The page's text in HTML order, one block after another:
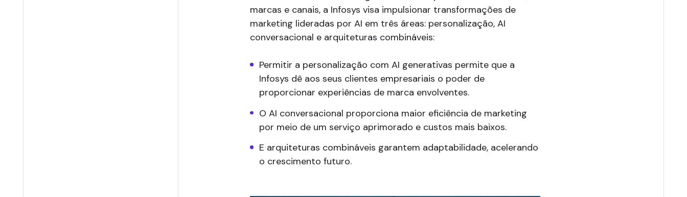
marcas e canais, a Infosys visa impulsionar transformações de
marketing lideradas por AI em três áreas: personalização, AI
conversacional e arquiteturas combináveis:
Permitir a personalização com AI generativas permite que a
Infosys dê aos seus clientes empresariais o poder de
proporcionar experiências de marca envolventes.
O AI conversacional proporciona maior eficiência de marketing
por meio de um serviço aprimorado e custos mais baixos.
E arquiteturas combináveis garantem adaptabilidade, acelerando
o crescimento futuro.